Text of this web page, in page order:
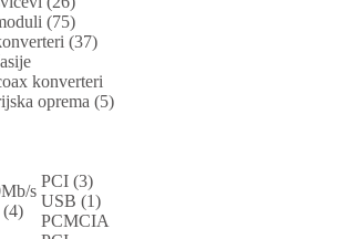
(75)
(37)
konverteri
oprema (5)
s
(4)
PCI (3)
USB (1)
PCMCIA